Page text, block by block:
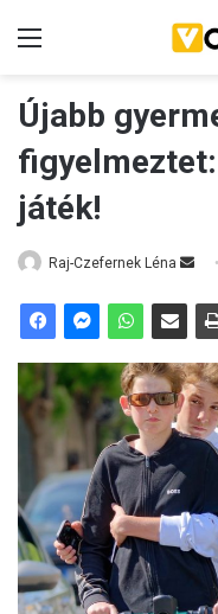
Újabb
játék!
Raj-Czefernek Léna
a
n
e
i
l